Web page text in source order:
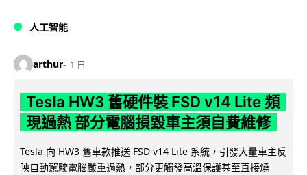
人工智能
arthur 1 日
Tesla HW3 舊硬件裝 FSD v14 Lite 頻
現過熱 部分電腦損毀車主須自費維修
Tesla 向 HW3 舊車款推送 FSD v14 Lite 系統，引發大量車主反
映自動駕駛電腦嚴重過熱，部分更觸發高溫保護甚至直接燒